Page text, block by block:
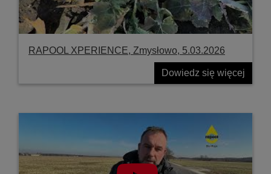
RAPOOL XPERIENCE, Zmysłowo, 5.03.2026
Dowiedz się więcej